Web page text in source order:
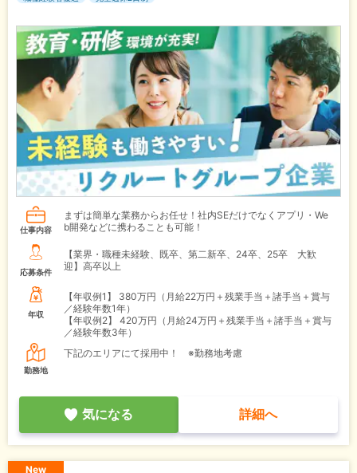
仕事内容
まずは簡単な業務からお任せ！社内SEだけでなくアプリ・We
b開発などに携わることも可能！
応募条件
【業界・職種未経験、既卒、第二新卒、24卒、25卒 大歓
迎】高卒以上
年収
【年収例1】
380万円（月給22万円＋残業手当＋諸手当＋賞与
／経験年数1年）
【年収例2】
420万円（月給24万円＋残業手当＋諸手当＋賞与
／経験年数3年）
勤務地
下記のエリアにて採用中！ ※勤務地考慮
気になる 詳細へ
New